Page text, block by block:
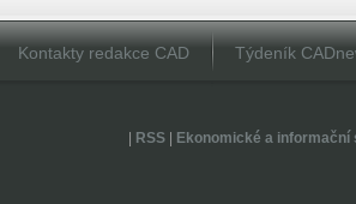
Kontakty redakce CAD Týdeník
RSS| Ekonomické a informační